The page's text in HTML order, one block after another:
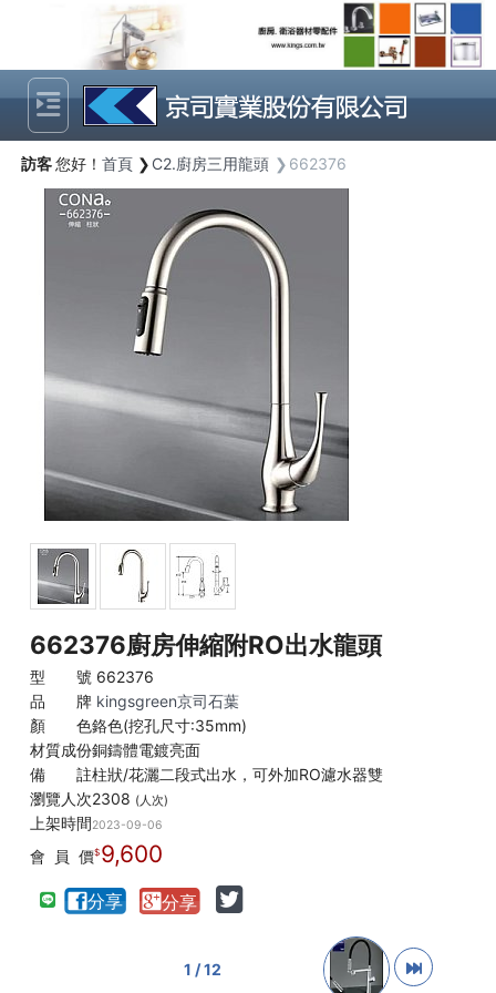
Previous Next
訪客您好！ 首頁 C2.廚房三用龍頭 662376
662376廚房伸縮附RO出水龍頭
型 號 662376
品 牌 kingsgreen京司石葉
顏 色鉻色(挖孔尺寸:35mm)
材質成份銅鑄體電鍍亮面
備 註柱狀/花灑二段式出水，可外加RO濾水器雙
瀏覽人次2308 (人次)
上架時間2023-09-06
會 員 價 9,600
1 / 12